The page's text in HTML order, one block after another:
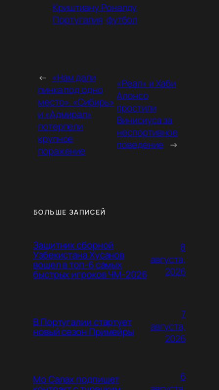
Криштиану Роналду
Португалия футбол
← «Нам дали
пинка под одно
место». «Сибирь»
и «Адмирал»
потерпели
крупное
поражение
«Реал» и Хаби
Алонсо
простили
Винисиуса за
неспортивное
поведение →
БОЛЬШЕ ЗАПИСЕЙ
Защитник сборной
Узбекистана Хусанов
вошел в топ-6 самых
быстрых игроков ЧМ-2026
8
августа,
2026
В Португалии стартует
новый сезон Примейры
7
августа,
2026
Мо Салах подпишет
6